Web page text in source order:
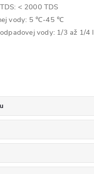
< 2000 TDS
vody: 5 ℃-45 ℃
vody: 1/3 až 1/4 l